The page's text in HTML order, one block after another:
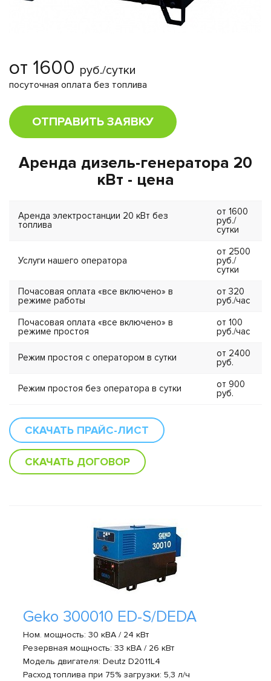
от 1600 руб./сутки
посуточная оплата без топлива
ОТПРАВИТЬ ЗАЯВКУ
Аренда дизель-генератора 20
кВт - цена
Аренда электростанции 20 кВт без
топлива
от 1600
руб./
сутки
Услуги нашего оператора
от 2500
руб./
сутки
Почасовая оплата «все включено» в
режиме работы
от 320
руб./час
Почасовая оплата «все включено» в
режиме простоя
от 100
руб./час
Режим простоя с оператором в сутки
от 2400
руб.
Режим простоя без оператора в сутки
от 900
руб.
СКАЧАТЬ ПРАЙС-ЛИСТ
СКАЧАТЬ ДОГОВОР
Geko 300010 ED-S/DEDA
Ном. мощность: 30 кВА / 24 кВт
Резервная мощность: 33 кВА / 26 кВт
Модель двигателя: Deutz D2011L4
Расход топлива при 75% загрузки: 5,3 л/ч